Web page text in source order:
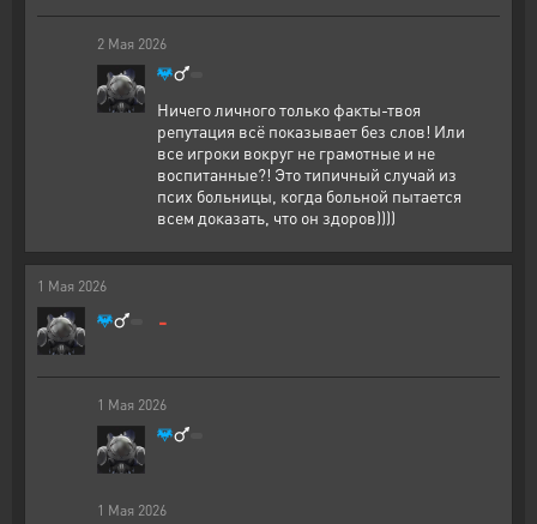
2 Мая 2026
Ничего личного только факты-твоя
репутация всё показывает без слов! Или
все игроки вокруг не грамотные и не
воспитанные?! Это типичный случай из
псих больницы, когда больной пытается
всем доказать, что он здоров))))
1 Мая 2026
-
1 Мая 2026
1 Мая 2026